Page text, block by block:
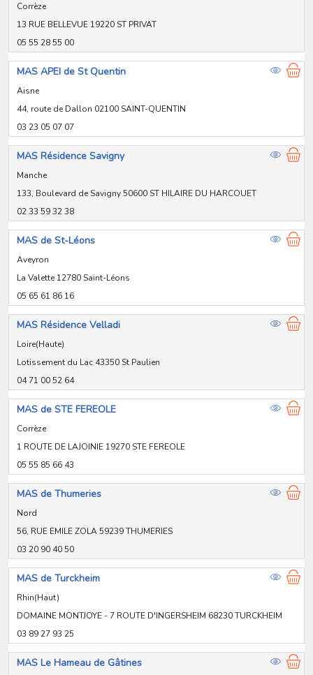
Corrèze
13 RUE BELLEVUE 19220 ST PRIVAT
05 55 28 55 00
MAS APEI de St Quentin
Aisne
44, route de Dallon 02100 SAINT-QUENTIN
03 23 05 07 07
MAS Résidence Savigny
Manche
133, Boulevard de Savigny 50600 ST HILAIRE DU HARCOUET
02 33 59 32 38
MAS de St-Léons
Aveyron
La Valette 12780 Saint-Léons
05 65 61 86 16
MAS Résidence Velladi
Loire(Haute)
Lotissement du Lac 43350 St Paulien
04 71 00 52 64
MAS de STE FEREOLE
Corrèze
1 ROUTE DE LAJOINIE 19270 STE FEREOLE
05 55 85 66 43
MAS de Thumeries
Nord
56, RUE EMILE ZOLA 59239 THUMERIES
03 20 90 40 50
MAS de Turckheim
Rhin(Haut)
DOMAINE MONTJOYE - 7 ROUTE D'INGERSHEIM 68230 TURCKHEIM
03 89 27 93 25
MAS Le Hameau de Gâtines